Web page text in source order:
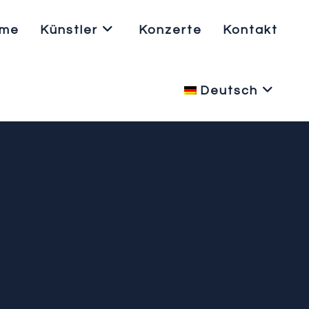
Künstler Konzerte Kontakt
Deutsch